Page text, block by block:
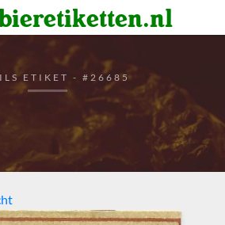
ETIKET - #26685